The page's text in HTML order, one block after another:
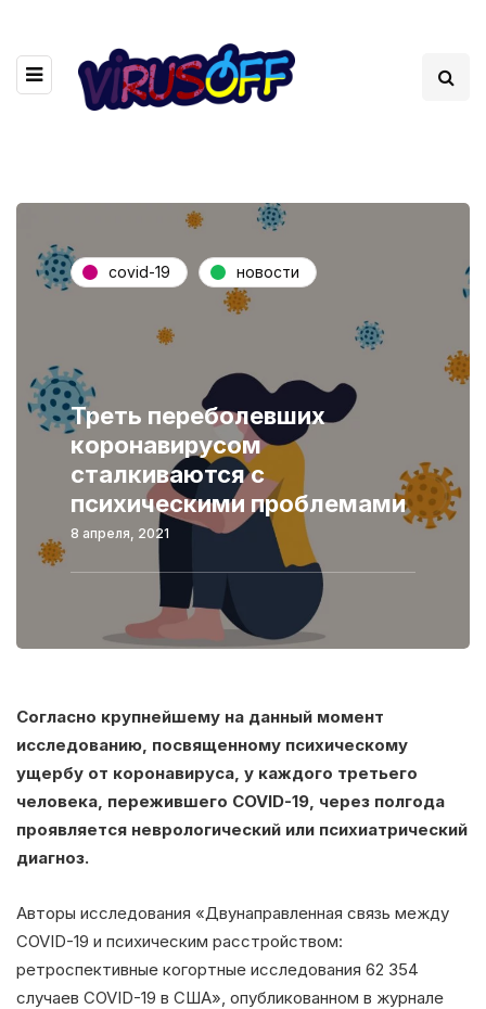
covid-19 новости
Треть переболевших
коронавирусом
сталкиваются с
психическими проблемами
8 апреля, 2021
Согласно крупнейшему на данный момент
исследованию, посвященному психическому
ущербу от коронавируса, у каждого третьего
человека, пережившего COVID-19, через полгода
проявляется неврологический или психиатрический
диагноз.
Авторы исследования «Двунаправленная связь между
COVID-19 и психическим расстройством:
ретроспективные когортные исследования 62 354
случаев COVID-19 в США», опубликованном в журнале